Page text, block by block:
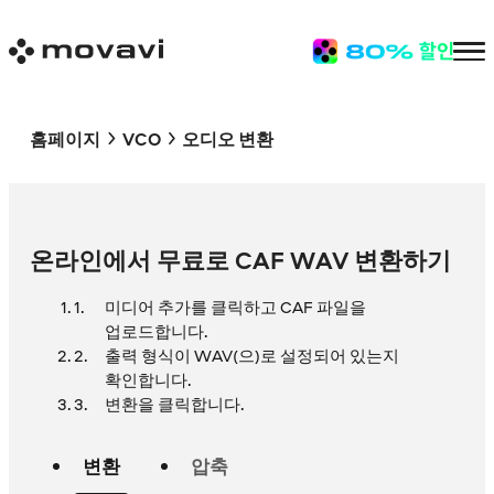
홈페이지 VCO 오디오 변환
온라인에서 무료로 CAF WAV 변환하기
미디어 추가를 클릭하고 CAF 파일을
업로드합니다.
출력 형식이 WAV(으)로 설정되어 있는지
확인합니다.
변환을 클릭합니다.
변환 압축